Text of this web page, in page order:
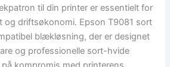
til din printer er essentielt for
og driftsøkonomi. Epson T9081 sort
blækløsning, der er designet
og professionelle sort-hvide